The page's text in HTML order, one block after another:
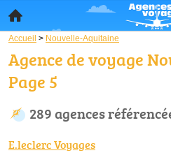
Accueil > Nouvelle-Aquitaine
Agence de voyage
Page 5
289 agences
E.leclerc Voyages